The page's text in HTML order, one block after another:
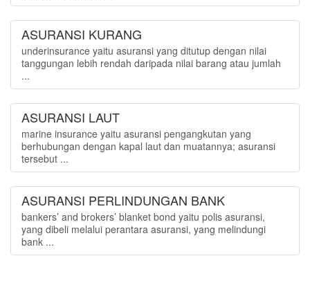
ASURANSI KURANG
underinsurance yaitu asuransi yang ditutup dengan nilai
tanggungan lebih rendah daripada nilai barang atau jumlah
...
ASURANSI LAUT
marine insurance yaitu asuransi pengangkutan yang
berhubungan dengan kapal laut dan muatannya; asuransi
tersebut ...
ASURANSI PERLINDUNGAN BANK
bankers’ and brokers’ blanket bond yaitu polis asuransi,
yang dibeli melalui perantara asuransi, yang melindungi
bank ...